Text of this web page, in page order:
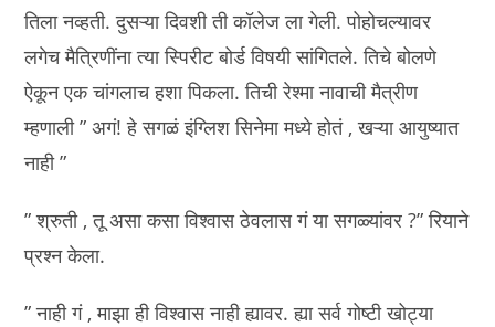
तिला नव्हती. दुसऱ्या दिवशी ती कॉलेज ला गेली. पोहोचल्यावर
लगेच मैत्रिणींना त्या स्पिरीट बोर्ड विषयी सांगितले. तिचे बोलणे
ऐकून एक चांगलाच हशा पिकला. तिची रेश्मा नावाची मैत्रीण
म्हणाली ” अगं! हे सगळं इंग्लिश सिनेमा मध्ये होतं , खऱ्या आयुष्यात
नाही ”
” श्रुती , तू असा कसा विश्वास ठेवलास गं या सगळ्यांवर ?” रियाने
प्रश्न केला.
” नाही गं , माझा ही विश्वास नाही ह्यावर. ह्या सर्व गोष्टी खोट्या